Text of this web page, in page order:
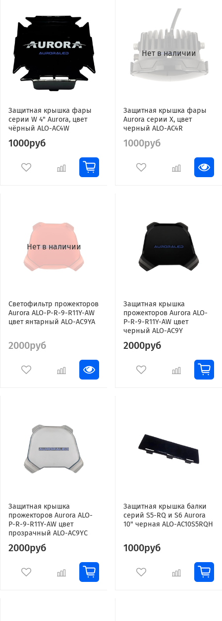
Защитная крышка фары
серии W 4" Aurora, цвет
чёрный ALO-AC4W
1000руб
Нет в наличии
Защитная крышка фары
Aurora серии X, цвет
черный ALO-AC4R
1000руб
Нет в наличии
Светофильтр прожекторов
Aurora ALO-P-R-9-R11Y-AW
цвет янтарный ALO-AC9YA
2000руб
Защитная крышка
прожекторов Aurora ALO-
P-R-9-R11Y-AW цвет
черный ALO-AC9Y
2000руб
Защитная крышка
прожекторов Aurora ALO-
P-R-9-R11Y-AW цвет
прозрачный ALO-AC9YC
2000руб
Защитная крышка балки
серий S5-RQ и S6 Aurora
10" черная ALO-AC10S5RQH
1000руб